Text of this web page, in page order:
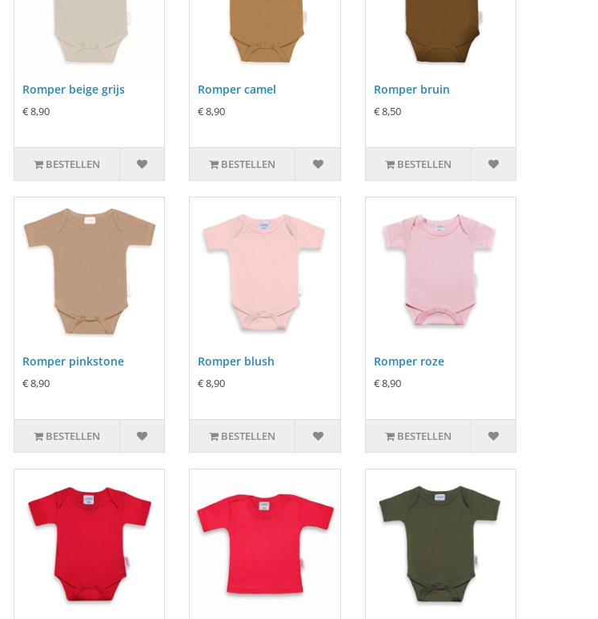
Romper beige grijs
€ 8,90
BESTELLEN
Romper camel
€ 8,90
BESTELLEN
Romper bruin
€ 8,50
BESTELLEN
Romper pinkstone
€ 8,90
BESTELLEN
Romper blush
€ 8,90
BESTELLEN
Romper roze
€ 8,90
BESTELLEN